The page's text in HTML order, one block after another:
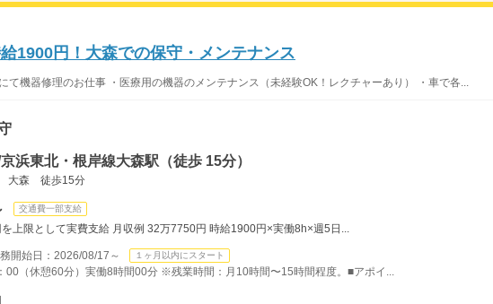
給1900円！大森での保守・メンテナンス
て機器修理のお仕事 ・医療用の機器のメンテナンス（未経験OK！レクチャーあり） ・車で各...
浜東北・根岸線大森駅（徒歩 15分）
大森 徒歩15分
交通費一部支給
上限として実費支給 月収例 32万7750円 時給1900円×実働8h×週5日...
始日：2026/08/17～ １ヶ月以内にスタート
00（休憩60分）実働8時間00分 ※残業時間：月10時間〜15時間程度。■アポイ...